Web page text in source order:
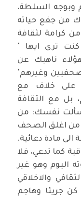
وبوجه السلطة،
من جفع حياته
كرامة لثقافة
ترى ايها "
ناهيك عن
وغيرهم"
على خلاف مع
بل مع الثقافة
نفسك: من
من اغلق الصحف
مادة دعائية.
كما تدعي، فلا
اليوم وهو غير
والاخلاقي
كن جريئا وهاجم